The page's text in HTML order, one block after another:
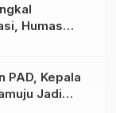
Humas
Gelar
Mamuju
PAD, Kepala
Jadi